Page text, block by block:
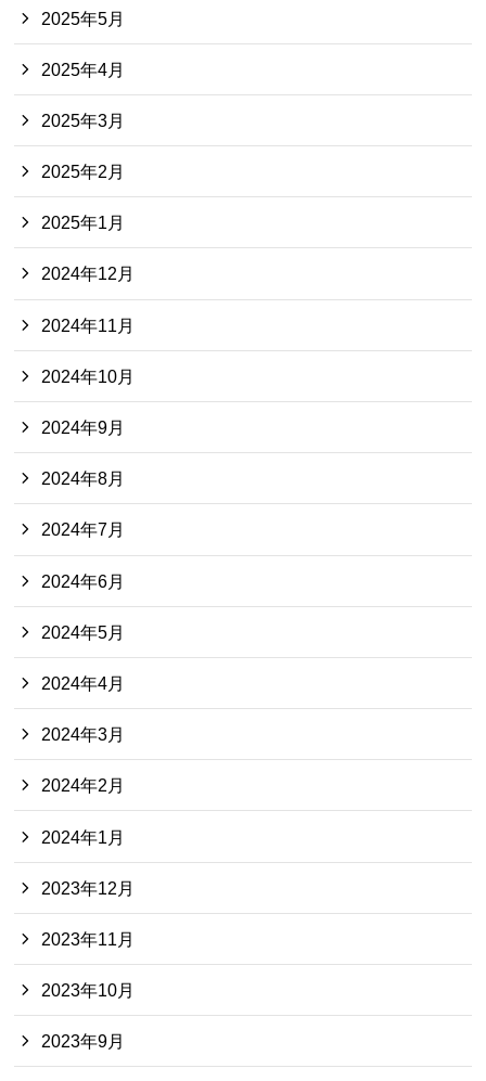
2025年5月
2025年4月
2025年3月
2025年2月
2025年1月
2024年12月
2024年11月
2024年10月
2024年9月
2024年8月
2024年7月
2024年6月
2024年5月
2024年4月
2024年3月
2024年2月
2024年1月
2023年12月
2023年11月
2023年10月
2023年9月